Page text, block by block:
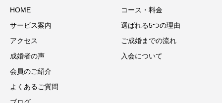
HOME
サービス案内
アクセス
成婚者の声
会員のご紹介
よくあるご質問
コース・料金
選ばれる5つの理由
ご成婚までの流れ
入会について